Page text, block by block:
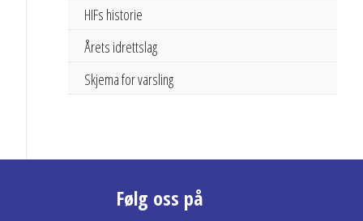
HIFs historie
Årets idrettslag
Skjema for varsling
Følg oss på